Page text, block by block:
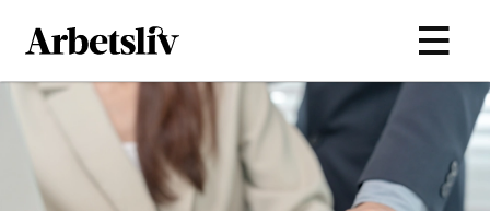
Hoppa till huvudinnehållet